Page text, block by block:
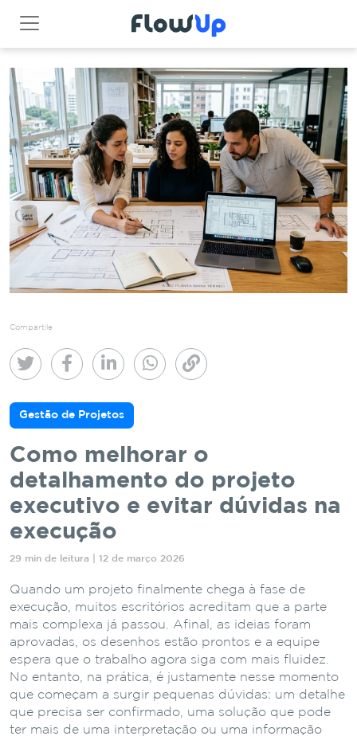
Compartile
Gestão de Projetos
Como melhorar o
detalhamento do projeto
executivo e evitar dúvidas na
execução
29 min de leitura | 12 de março 2026
Quando um projeto finalmente chega à fase de
execução, muitos escritórios acreditam que a parte
mais complexa já passou. Afinal, as ideias foram
aprovadas, os desenhos estão prontos e a equipe
espera que o trabalho agora siga com mais fluidez.
No entanto, na prática, é justamente nesse momento
que começam a surgir pequenas dúvidas: um detalhe
que precisa ser confirmado, uma solução que pode
ter mais de uma interpretação ou uma informação